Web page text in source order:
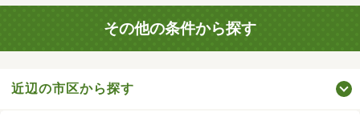
その他の条件から探す
近辺の市区から探す